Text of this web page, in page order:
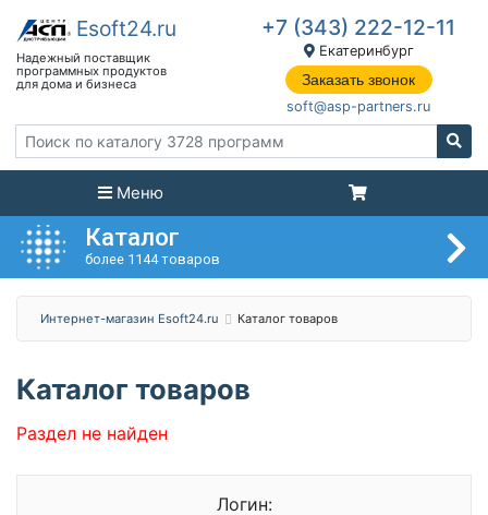
+7 (343) 222-12-11
Екатеринбург
Заказать звонок
soft@asp-partners.ru
Меню
Каталог
более 1144 товаров
Интернет-магазин Esoft24.ru Каталог товаров
Каталог товаров
Раздел не найден
Логин: